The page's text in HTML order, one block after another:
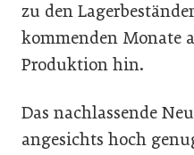
zu den
kommenden Monate
Produktion hin.
Das nachlassende
angesichts hoch